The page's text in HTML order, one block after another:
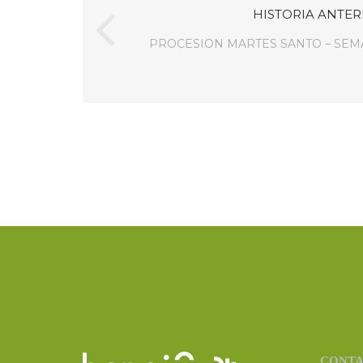
HISTORIA
PROCESION MARTES SANTO –